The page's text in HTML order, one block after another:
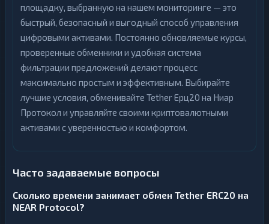
площадку, выбранную на нашем мониторинге — это
быстрый, безопасный и выгодный способ управления
цифровыми активами. Постоянно обновляемые курсы,
проверенные обменники и удобная система
фильтрации предложений делают процесс
максимально простым и эффективным. Выбирайте
лучшие условия, обменивайте Tether Ерц20 на Ниар
Протокол и управляйте своими криптовалютными
активами с уверенностью и комфортом.
Часто задаваемые вопросы
Сколько времени занимает обмен Tether ERC20 на
NEAR Protocol?